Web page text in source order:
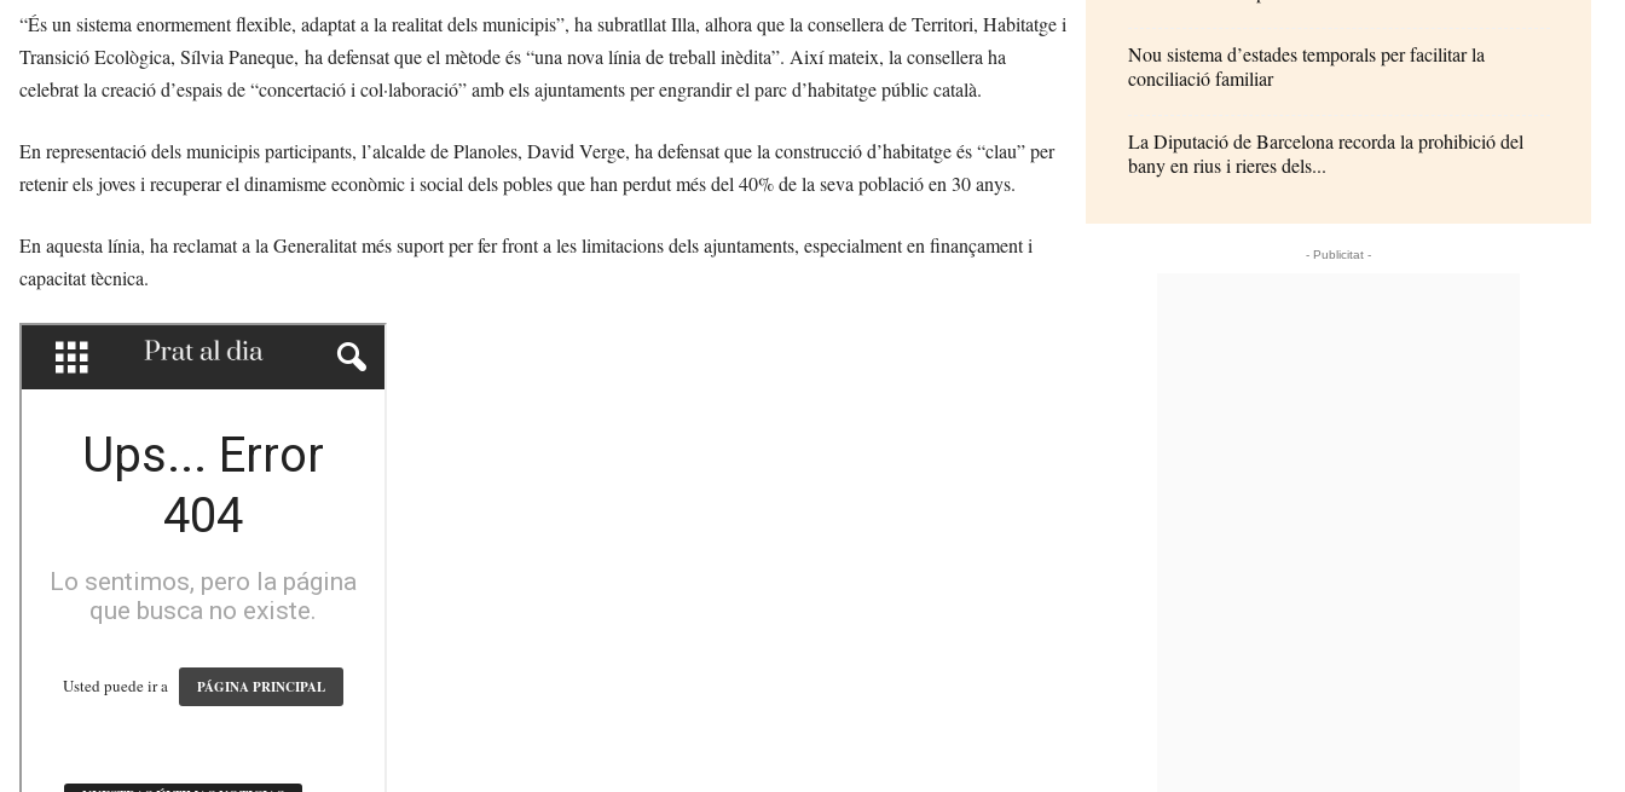
“És un sistema enormement flexible, adaptat a la realitat dels municipis”, ha subratllat Illa, alhora que la consellera de Territori, Habitatge i
Transició Ecològica, Sílvia Paneque, ha defensat que el mètode és “una nova línia de treball inèdita”. Així mateix, la consellera ha
celebrat la creació d’espais de “concertació i col·laboració” amb els ajuntaments per engrandir el parc d’habitatge públic català.
En representació dels municipis participants, l’alcalde de Planoles, David Verge, ha defensat que la construcció d’habitatge és “clau” per
retenir els joves i recuperar el dinamisme econòmic i social dels pobles que han perdut més del 40% de la seva població en 30 anys.
En aquesta línia, ha reclamat a la Generalitat més suport per fer front a les limitacions dels ajuntaments, especialment en finançament i
capacitat tècnica.
Nou sistema d’estades temporals per facilitar la
conciliació familiar
La Diputació de Barcelona recorda la prohibició del
bany en rius i rieres dels...
- Publicitat -